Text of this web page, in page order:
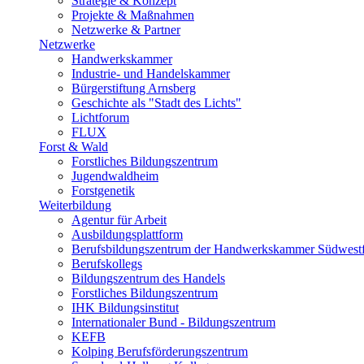
Projekte & Maßnahmen
Netzwerke & Partner
Netzwerke
Handwerkskammer
Industrie- und Handelskammer
Bürgerstiftung Arnsberg
Geschichte als "Stadt des Lichts"
Lichtforum
FLUX
Forst & Wald
Forstliches Bildungszentrum
Jugendwaldheim
Forstgenetik
Weiterbildung
Agentur für Arbeit
Ausbildungsplattform
Berufsbildungszentrum der Handwerkskammer
Berufskollegs
Bildungszentrum des Handels
Forstliches Bildungszentrum
IHK Bildungsinstitut
Internationaler Bund - Bildungszentrum
KEFB
Kolping Berufsförderungszentrum